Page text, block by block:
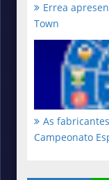
Errea
Town
As
Campeonato